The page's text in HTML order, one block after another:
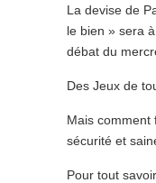
La devise de
le bien » sera
débat du
Des Jeux de
Mais comment
sécurité et
Pour tout